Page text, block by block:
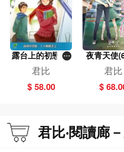
露台上的初戀情
人（第七版）
君比
$ 58.00
夜青天使
闖進心中
天使
君比
$
君比‧閱讀廊